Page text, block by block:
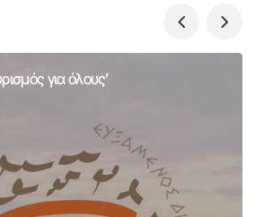
για όλους’